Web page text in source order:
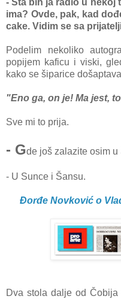
- Šta bih ja radio u nekoj
ima? Ovde, pak, kad
cake. Vidim se sa
Podelim nekoliko
popijem kaficu i viski,
kako se šiparice
"Eno ga, on je! Ma jest,
Sve mi to prija.
- Gde još zalazite osim u
- U Sunce i Šansu.
Đorđe Novković o
Dva stola dalje od